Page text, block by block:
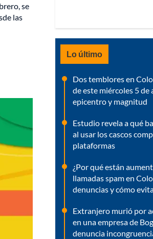
se
las
Lo último
Dos temblores en
de este miércoles 5 de
epicentro y magnitud
Estudio revela a qué
al usar los cascos
plataformas
¿Por qué están
llamadas spam en
denuncias y cómo
Extranjero murió por
en una empresa de
denuncia